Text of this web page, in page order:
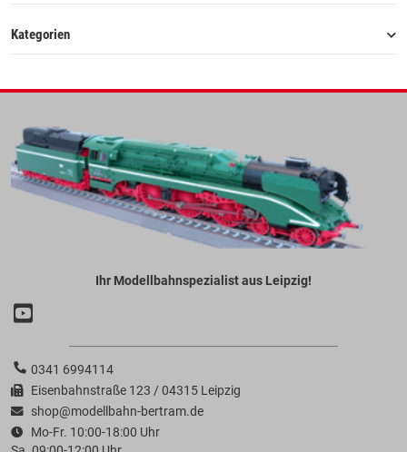
Kategorien
Ihr Modellbahnspezialist aus Leipzig!
0341 6994114
Eisenbahnstraße 123 / 04315 Leipzig
shop@modellbahn-bertram.de
Mo-Fr. 10:00-18:00 Uhr